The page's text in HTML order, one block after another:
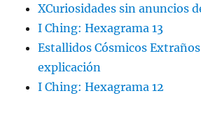
XCuriosidades sin anuncios
I Ching: Hexagrama 13
Estallidos Cósmicos
explicación
I Ching: Hexagrama 12